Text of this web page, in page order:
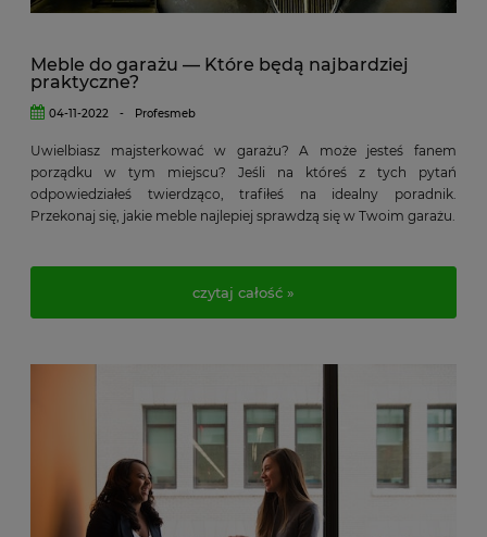
Meble do garażu — Które będą najbardziej
praktyczne?
04-11-2022 - Profesmeb
Uwielbiasz majsterkować w garażu? A może jesteś fanem
porządku w tym miejscu? Jeśli na któreś z tych pytań
odpowiedziałeś twierdząco, trafiłeś na idealny poradnik.
Przekonaj się, jakie meble najlepiej sprawdzą się w Twoim garażu.
czytaj całość »